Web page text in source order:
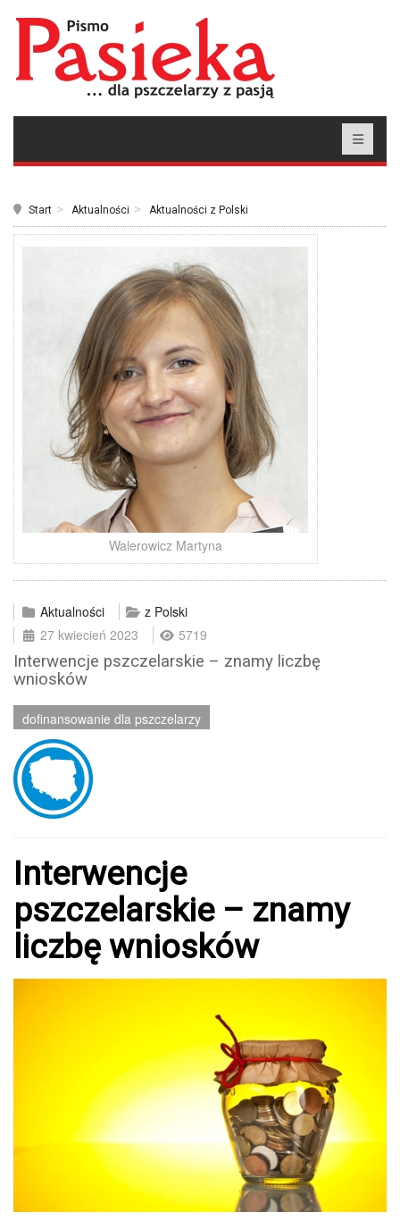
Start Aktualności Aktualności z Polski
Walerowicz Martyna
Aktualności
z Polski
27 kwiecień 2023
5719
Interwencje pszczelarskie – znamy liczbę
wniosków
dofinansowanie dla pszczelarzy
Interwencje
pszczelarskie – znamy
liczbę wniosków